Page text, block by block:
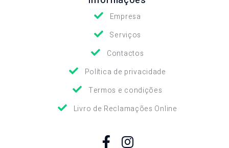
Empresa
Serviços
Contactos
Política de privacidade
Termos e condições
Livro de Reclamações Online